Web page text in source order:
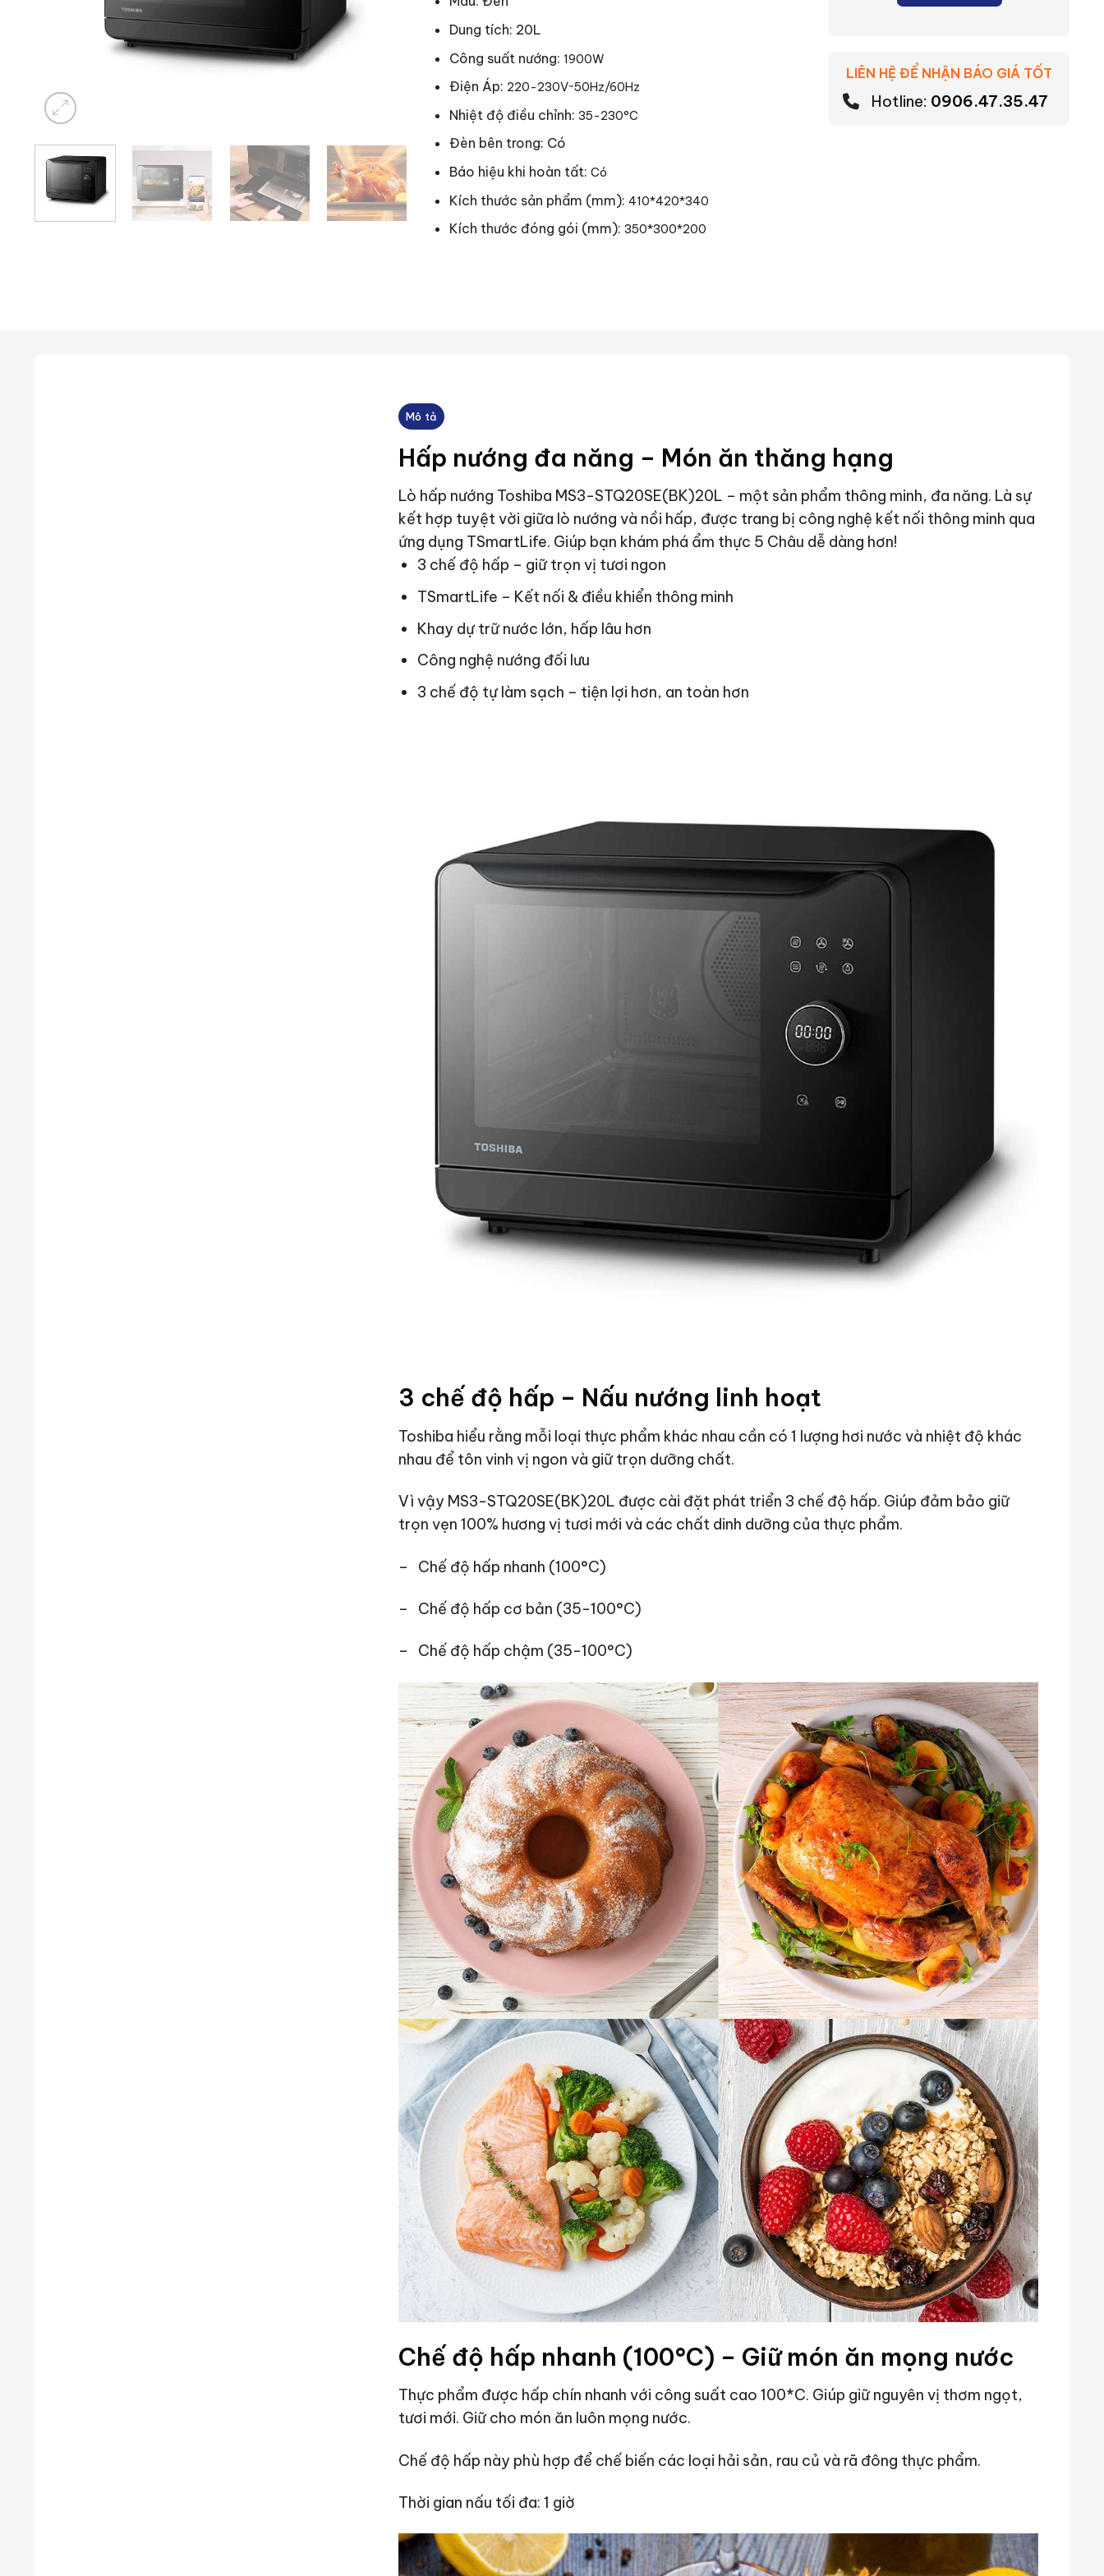
Dung tích: 20L
Công suất nướng: 1900W
Điện Áp: 220-230V~50Hz/60Hz
Nhiệt độ điều chỉnh: 35-230°C
Đèn bên trong: Có
Báo hiệu khi hoàn tất: Có
Kích thước sản phẩm (mm): 410*420*340
Kích thước đóng gói (mm): 350*300*200
LIÊN HỆ ĐỂ NHẬN BÁO GIÁ TỐT
Hotline: 0906.47.35.47
Mô tả
Hấp nướng đa năng – Món ăn thăng hạng
Lò hấp nướng Toshiba MS3-STQ20SE(BK)20L – một sản phẩm thông minh, đa năng. Là sự
kết hợp tuyệt vời giữa lò nướng và nồi hấp, được trang bị công nghệ kết nối thông minh qua
ứng dụng TSmartLife. Giúp bạn khám phá ẩm thực 5 Châu dễ dàng hơn!
3 chế độ hấp – giữ trọn vị tươi ngon
TSmartLife – Kết nối & điều khiển thông minh
Khay dự trữ nước lớn, hấp lâu hơn
Công nghệ nướng đối lưu
3 chế độ tự làm sạch – tiện lợi hơn, an toàn hơn
3 chế độ hấp – Nấu nướng linh hoạt
Toshiba hiểu rằng mỗi loại thực phẩm khác nhau cần có 1 lượng hơi nước và nhiệt độ khác
nhau để tôn vinh vị ngon và giữ trọn dưỡng chất.
Vì vậy MS3-STQ20SE(BK)20L được cài đặt phát triển 3 chế độ hấp. Giúp đảm bảo giữ
trọn vẹn 100% hương vị tươi mới và các chất dinh dưỡng của thực phẩm.
– Chế độ hấp nhanh (100°C)
– Chế độ hấp cơ bản (35-100°C)
– Chế độ hấp chậm (35-100°C)
Chế độ hấp nhanh (100°C) – Giữ món ăn mọng nước
Thực phẩm được hấp chín nhanh với công suất cao 100*C. Giúp giữ nguyên vị thơm ngọt,
tươi mới. Giữ cho món ăn luôn mọng nước.
Chế độ hấp này phù hợp để chế biến các loại hải sản, rau củ và rã đông thực phẩm.
Thời gian nấu tối đa: 1 giờ